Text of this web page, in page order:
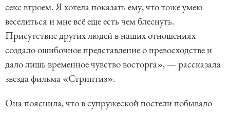
секс втроем. Я хотела показать ему, что тоже умею
веселиться и мне всё еще есть чем блеснуть.
Присутствие других людей в наших отношениях
создало ошибочное представление о превосходстве и
дало лишь временное чувство восторга», — рассказала
звезда фильма «Стриптиз».
Она пояснила, что в супружеской постели побывало